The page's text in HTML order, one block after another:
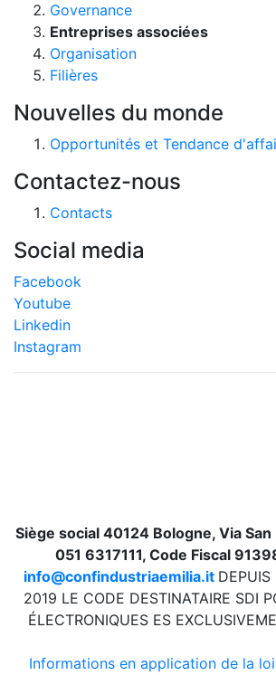
Governance
Entreprises associées
Organisation
Filières
Nouvelles du monde
Opportunités et Tendance
Contactez-nous
Contacts
Social media
Facebook
Youtube
Linkedin
Instagram
Siège social 40124 Bologne, Via
051 6317111, Code Fiscal
info@confindustriaemilia.it
2019 LE CODE DESTINATAIRE SDI
ÉLECTRONIQUES ES
Informations en application de la